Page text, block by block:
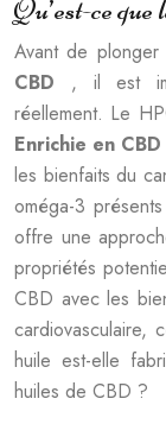
Qu’est-ce
Avant de plonger
CBD , il est
réellement. Le
Enrichie en CBD
les bienfaits du
oméga-3
offre une
propriétés
CBD avec les
cardiovasculaire,
huile est-elle
huiles de CBD ?